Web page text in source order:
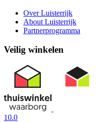
Over Luisterrijk
About Luisterrijk
Partnerprogramma
Veilig winkelen
10.0